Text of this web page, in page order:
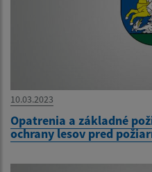
10.03.2023
Opatrenia a základné
ochrany lesov pred